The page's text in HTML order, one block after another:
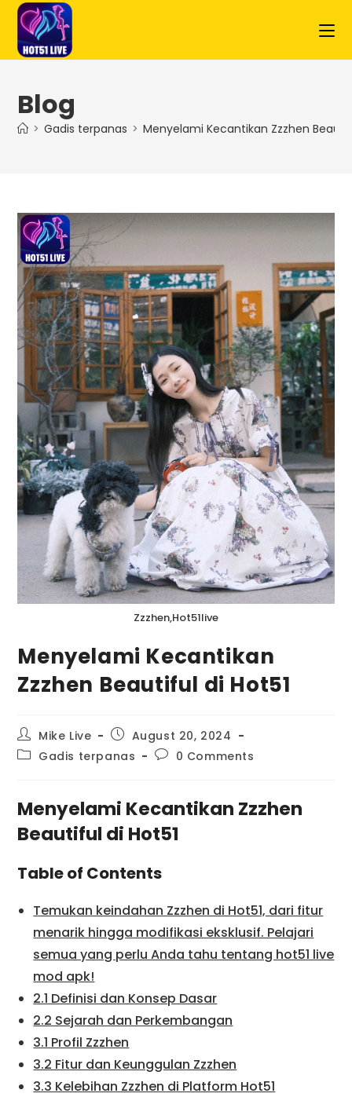
Blog
> Gadis terpanas > Menyelami Kecantikan Zzzhen
Zzzhen,Hot51live
Menyelami Kecantikan
Zzzhen Beautiful di Hot51
Mike Live
August 20, 2024
Gadis terpanas
0 Comments
Menyelami Kecantikan Zzzhen
Beautiful di Hot51
Table of Contents
Temukan keindahan Zzzhen di Hot51, dari fitur
menarik hingga modifikasi eksklusif. Pelajari
semua yang perlu Anda tahu tentang hot51 live
mod apk!
2.1 Definisi dan Konsep Dasar
2.2 Sejarah dan Perkembangan
3.1 Profil Zzzhen
3.2 Fitur dan Keunggulan Zzzhen
3.3 Kelebihan Zzzhen di Platform Hot51